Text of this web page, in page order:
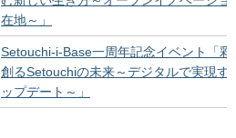
在地～」
Setouchi-i-Base一周年記念イベント「彩
創るSetouchiの未来～デジタルで実現す
ップデート～」